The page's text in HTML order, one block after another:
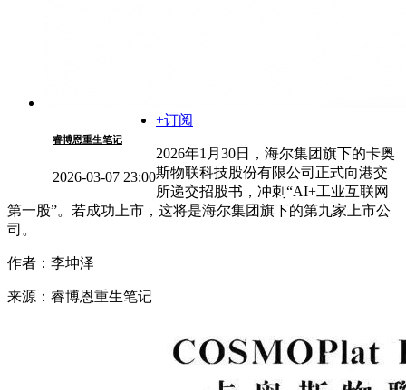
睿博恩重生笔记
2026-03-07 23:00
+订阅
2026年1月30日，海尔集团旗下的卡奥
斯物联科技股份有限公司正式向港交
所递交招股书，冲刺“AI+工业互联网
第一股”。若成功上市，这将是海尔集团旗下的第九家上市公
司。
作者：李坤泽
来源：睿博恩重生笔记